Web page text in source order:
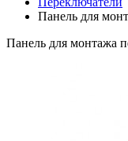
Панель для
Панель для монтажа